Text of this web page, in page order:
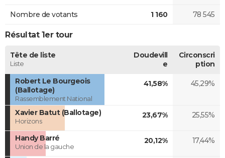
Nombre de votants 1 160 78 545
Résultat 1er tour
Tête de liste
Liste
Doudevill
e
Circonscri
ption
Robert Le Bourgeois
(Ballotage)
Rassemblement National
41,58% 45,29%
Xavier Batut (Ballotage)
Horizons
23,67% 25,55%
Handy Barré
Union de la gauche
20,12% 17,44%